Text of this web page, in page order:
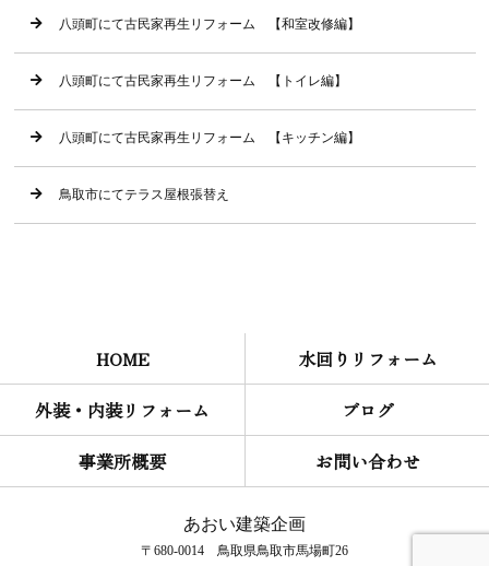
八頭町にて古民家再生リフォーム 【和室改修編】
八頭町にて古民家再生リフォーム 【トイレ編】
八頭町にて古民家再生リフォーム 【キッチン編】
鳥取市にてテラス屋根張替え
HOME
水回りリフォーム
外装・内装リフォーム
ブログ
事業所概要
お問い合わせ
あおい建築企画
〒680-0014 鳥取県鳥取市馬場町26